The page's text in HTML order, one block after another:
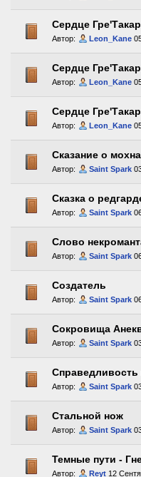
Сердце
Автор: Leon_Kane
Сердце
Автор: Leon_Kane
Сердце
Автор: Leon_Kane
Сказание о
Автор: Saint Spark
Сказка о
Автор: Saint Spark
Слово
Автор: Saint Spark
Создатель
Автор: Saint Spark
Сокровища
Автор: Saint Spark
Справедливость
Автор: Saint Spark
Стальной нож
Автор: Saint Spark
Темные пути -
Автор: Reyt 12